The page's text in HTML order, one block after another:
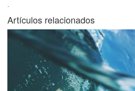
·
Artículos relacionados